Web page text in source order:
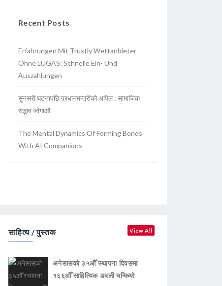
Recent Posts
Erfahrungen Mit Trustly Wettanbieter
Ohne LUGAS: Schnelle Ein- Und
Auszahlungen
सुनसरी घटनापछि प्रधानमन्त्रीको अपिल : सामाजिक
सद्भाव जोगाऔं
The Mental Dynamics Of Forming Bonds
With AI Companions
साहित्य / पुस्तक View All
अनेसासको ३५औँ स्थापना दिवसमा
१६६औँ साहित्यिक डबली घन्कियाे